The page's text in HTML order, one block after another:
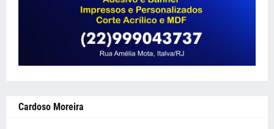
Cardoso Moreira